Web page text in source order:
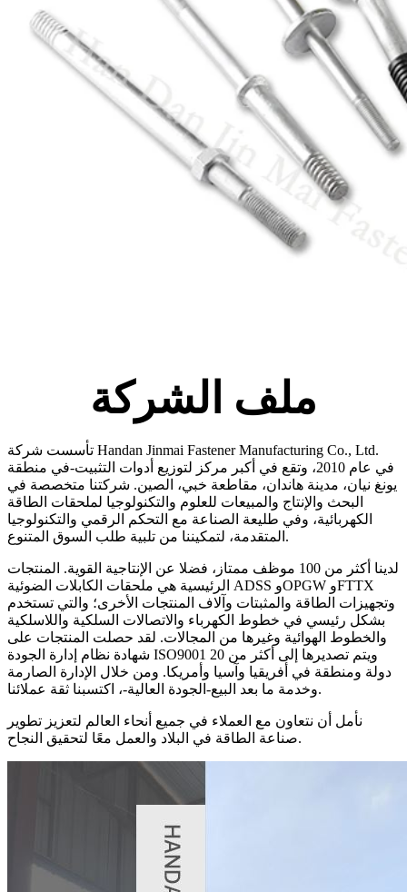
ملف الشركة
تأسست شركة Handan Jinmai Fastener Manufacturing Co., Ltd.
في عام 2010، وتقع في أكبر مركز لتوزيع أدوات التثبيت-في منطقة
يونغ نيان، مدينة هاندان، مقاطعة خبي، الصين. شركتنا متخصصة في
البحث والإنتاج والمبيعات للعلوم والتكنولوجيا لملحقات الطاقة
الكهربائية، وفي طليعة الصناعة مع التحكم الرقمي والتكنولوجيا
المتقدمة، لتمكيننا من تلبية طلب السوق المتنوع.
لدينا أكثر من 100 موظف ممتاز، فضلا عن الإنتاجية القوية. المنتجات
الرئيسية هي ملحقات الكابلات الضوئية ADSS وOPGW وFTTX
وتجهيزات الطاقة والمثبتات وآلاف المنتجات الأخرى؛ والتي تستخدم
بشكل رئيسي في خطوط الكهرباء والاتصالات السلكية واللاسلكية
والخطوط الهوائية وغيرها من المجالات. لقد حصلت المنتجات على
شهادة نظام إدارة الجودة ISO9001 ويتم تصديرها إلى أكثر من 20
دولة ومنطقة في أفريقيا وآسيا وأمريكا. ومن خلال الإدارة الصارمة
وخدمة ما بعد البيع-الجودة العالية-، اكتسبنا ثقة عملائنا.
نأمل أن نتعاون مع العملاء في جميع أنحاء العالم لتعزيز تطوير
صناعة الطاقة في البلاد والعمل معًا لتحقيق النجاح.